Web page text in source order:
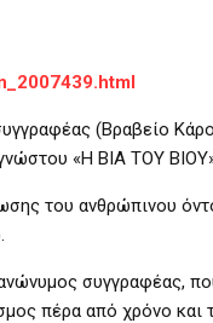
(Βραβείο
«Η ΒΙΑ ΤΟΥ
του ανθρώπινου
συγγραφέας,
πέρα από χρόνο